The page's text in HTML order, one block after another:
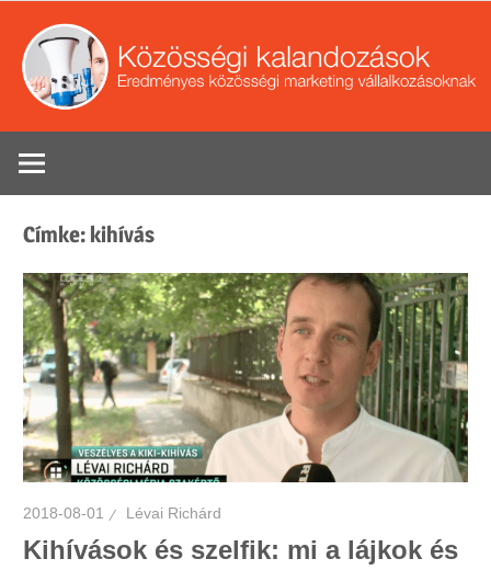
content
közösségi
tippek
vállalkozások
Címke: kihívás
2018-08-01 Lévai Richárd
Kihívások és szelfik: mi a lájkok és